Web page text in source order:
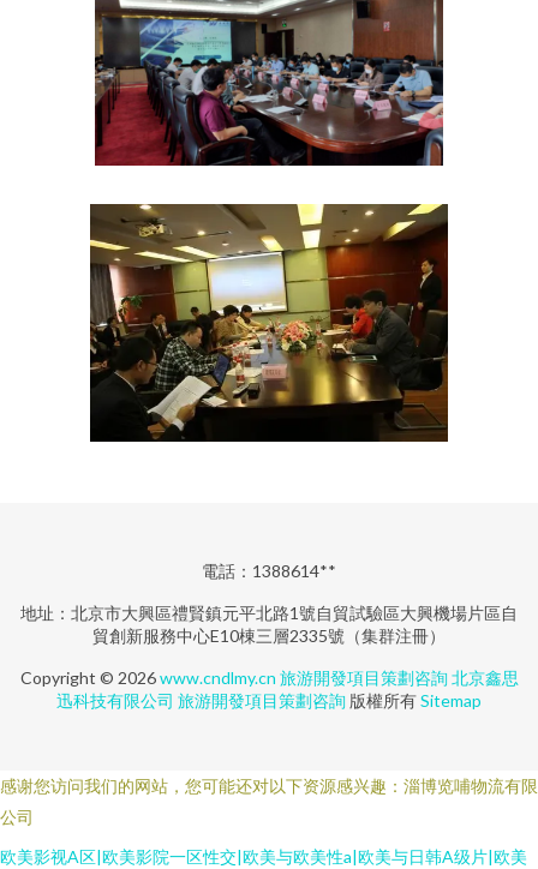
電話：1388614**
地址：北京市大興區禮賢鎮元平北路1號自貿試驗區大興機場片區自
貿創新服務中心E10棟三層2335號（集群注冊）
Copyright © 2026www.cndlmy.cn 旅游開發項目策劃咨詢 北京鑫思
迅科技有限公司 旅游開發項目策劃咨詢 版權所有Sitemap
感谢您访问我们的网站，您可能还对以下资源感兴趣：淄博览哺物流有限
公司
欧美影视A区|欧美影院一区性交|欧美与欧美性a|欧美与日韩A级片|欧美